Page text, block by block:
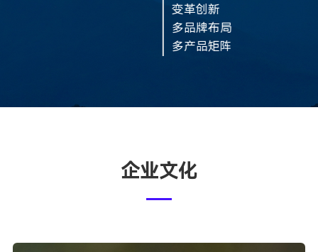
变革创新
多品牌布局
多产品矩阵
企业文化